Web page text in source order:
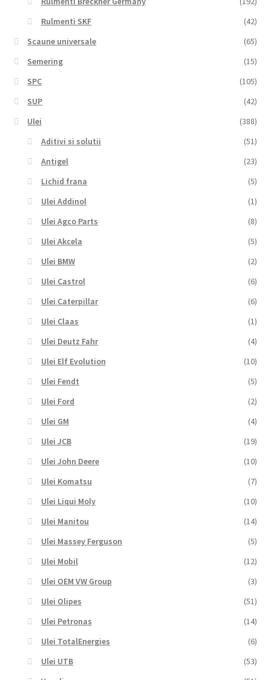
Rulmenti SKF
(42)
Scaune universale
(65)
Semering
(15)
SPC
(105)
SUP
(42)
Ulei
(388)
Aditivi si solutii
(51)
Antigel
(23)
Lichid frana
(5)
Ulei Addinol
(1)
Ulei Agco Parts
(8)
Ulei Akcela
(5)
Ulei BMW
(2)
Ulei Castrol
(6)
Ulei Caterpillar
(6)
Ulei Claas
(1)
Ulei Deutz Fahr
(4)
Ulei Elf Evolution
(10)
Ulei Fendt
(5)
Ulei Ford
(2)
Ulei GM
(4)
Ulei JCB
(19)
Ulei John Deere
(10)
Ulei Komatsu
(7)
Ulei Liqui Moly
(10)
Ulei Manitou
(14)
Ulei Massey Ferguson
(5)
Ulei Mobil
(12)
Ulei OEM VW Group
(3)
Ulei Olipes
(51)
Ulei Petronas
(14)
Ulei TotalEnergies
(6)
Ulei UTB
(53)